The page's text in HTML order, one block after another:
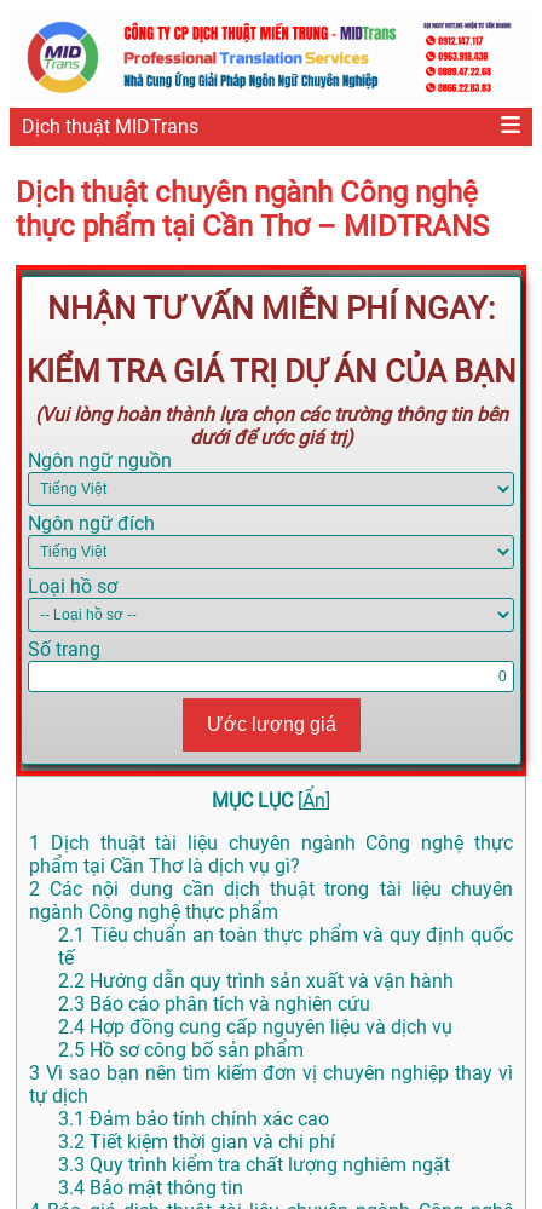
Dịch thuật MIDTrans
Dịch thuật chuyên ngành Công nghệ
thực phẩm tại Cần Thơ – MIDTRANS
NHẬN TƯ VẤN MIỄN PHÍ NGAY:
KIỂM TRA GIÁ TRỊ DỰ ÁN CỦA BẠN
(Vui lòng hoàn thành lựa chọn các trường thông tin bên
dưới để ước giá trị)
Ngôn ngữ nguồn
Ngôn ngữ đích
Loại hồ sơ
Số trang
Ước lượng giá
MỤC LỤC [Ẩn]
1
Dịch thuật tài liệu chuyên ngành Công nghệ thực
phẩm tại Cần Thơ là dịch vụ gì?
2 Các nội dung cần dịch thuật trong tài liệu chuyên
ngành Công nghệ thực phẩm
2.1 Tiêu chuẩn an toàn thực phẩm và quy định quốc
tế
2.2 Hướng dẫn quy trình sản xuất và vận hành
2.3 Báo cáo phân tích và nghiên cứu
2.4 Hợp đồng cung cấp nguyên liệu và dịch vụ
2.5 Hồ sơ công bố sản phẩm
3 Vì sao bạn nên tìm kiếm đơn vị chuyên nghiệp thay vì
tự dịch
3.1 Đảm bảo tính chính xác cao
3.2 Tiết kiệm thời gian và chi phí
3.3 Quy trình kiểm tra chất lượng nghiêm ngặt
3.4 Bảo mật thông tin